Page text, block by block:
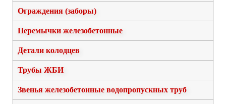
Ограждения (заборы)
Перемычки железобетонные
Детали колодцев
Трубы ЖБИ
Звенья железобетонные водопропускных труб